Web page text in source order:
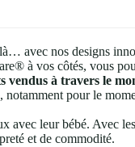
avec nos designs
à vos côtés, vous
à travers le
pour le
avec leur bébé. Avec les
et de commodité.